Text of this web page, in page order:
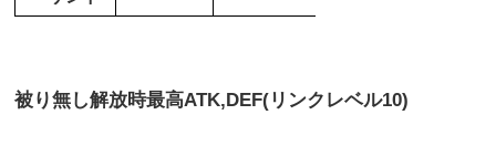
被り無し解放時最高ATK,DEF(リンクレベル10)